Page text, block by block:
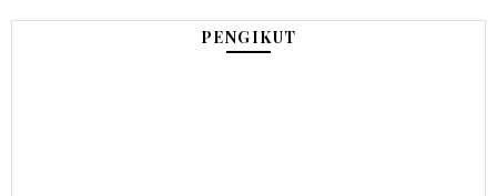
PENGIKUT